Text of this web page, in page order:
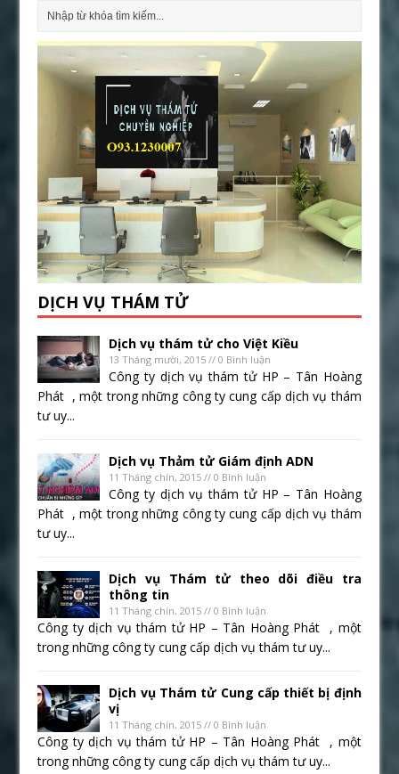
DỊCH VỤ THÁM TỬ
Dịch vụ thám tử cho Việt Kiều
13 Tháng mười, 2015 // 0 Bình luận
Công ty dịch vụ thám tử HP – Tân Hoàng
Phát , một trong những công ty cung cấp dịch vụ thám
tư uy...
Dịch vụ Thảm tử Giám định ADN
11 Tháng chín, 2015 // 0 Bình luận
Công ty dịch vụ thám tử HP – Tân Hoàng
Phát , một trong những công ty cung cấp dịch vụ thám
tư uy...
Dịch vụ Thám tử theo dõi điều tra
thông tin
11 Tháng chín, 2015 // 0 Bình luận
Công ty dịch vụ thám tử HP – Tân Hoàng Phát , một
trong những công ty cung cấp dịch vụ thám tư uy...
Dịch vụ Thám tử Cung cấp thiết bị định
vị
11 Tháng chín, 2015 // 0 Bình luận
Công ty dịch vụ thám tử HP – Tân Hoàng Phát , một
trong những công ty cung cấp dịch vụ thám tư uy...